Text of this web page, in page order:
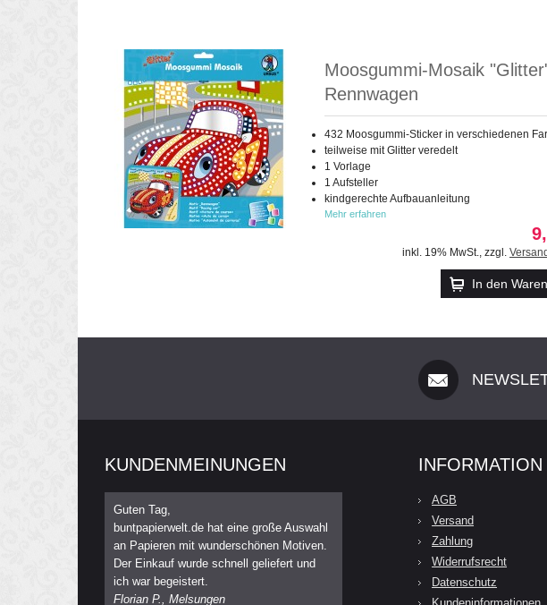
Moosgummi-Mosaik
Rennwagen
432 Moosgummi-Sticker in verschiedenen
teilweise mit Glitter veredelt
1 Vorlage
1 Aufsteller
kindgerechte Aufbauanleitung
Mehr erfahren
inkl. 19% MwSt., zzgl.
In den
KUNDENMEINUNGEN
Guten Tag,
buntpapierwelt.de hat eine große Auswahl
an Papieren mit wunderschönen Motiven.
Der Einkauf wurde schnell geliefert und
ich war begeistert.
Florian P., Melsungen
INFORMATION
AGB
Versand
Zahlung
Widerrufsrecht
Datenschutz